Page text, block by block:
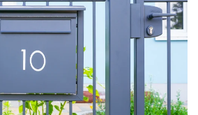
zoom in